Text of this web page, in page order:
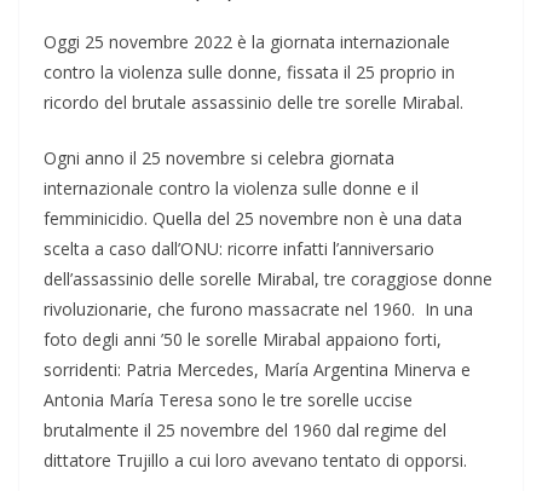
Oggi 25 novembre 2022 è la giornata internazionale
contro la violenza sulle donne, fissata il 25 proprio in
ricordo del brutale assassinio delle tre sorelle Mirabal.
Ogni anno il 25 novembre si celebra giornata
internazionale contro la violenza sulle donne e il
femminicidio. Quella del 25 novembre non è una data
scelta a caso dall’ONU: ricorre infatti l’anniversario
dell’assassinio delle sorelle Mirabal, tre coraggiose donne
rivoluzionarie, che furono massacrate nel 1960. In una
foto degli anni ’50 le sorelle Mirabal appaiono forti,
sorridenti: Patria Mercedes, María Argentina Minerva e
Antonia María Teresa sono le tre sorelle uccise
brutalmente il 25 novembre del 1960 dal regime del
dittatore Trujillo a cui loro avevano tentato di opporsi.